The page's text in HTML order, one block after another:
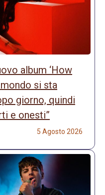
album ‘How
mondo si sta
giorno, quindi
e onesti”
5 Agosto 2026